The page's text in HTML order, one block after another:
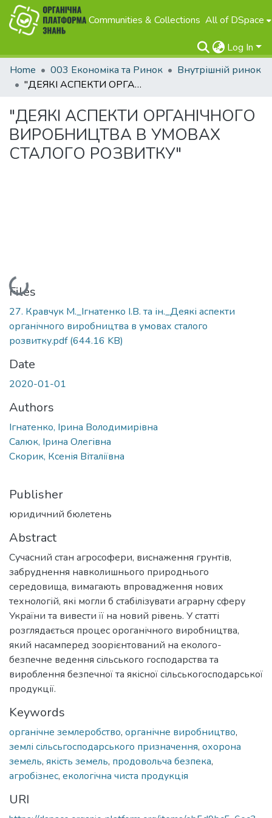
Communities & Collections All of DSpace
Log In
Home
003 Економіка та Ринок
Внутрішній ринок
"ДЕЯКІ АСПЕКТИ ОРГАНІЧНОГО ВИРОБНИЦТВА В УМОВАХ СТАЛОГО РОЗВИТКУ"
"ДЕЯКІ АСПЕКТИ ОРГАНІЧНОГО
ВИРОБНИЦТВА В УМОВАХ
СТАЛОГО РОЗВИТКУ"
Loading...
Files
27. Кравчук М._Ігнатенко І.В. та ін._Деякі аспекти
органічного виробництва в умовах сталого
розвитку.pdf(644.16 KB)
Date
2020-01-01
Authors
Ігнатенко, Ірина Володимирівна
Салюк, Ірина Олегівна
Скорик, Ксенія Віталіївна
Publisher
юридичний бюлетень
Abstract
Сучасний стан агрософери, виснаження грунтів,
забруднення навколишнього природнього
середовища, вимагають впровадження нових
технологій, які могли б стабілізувати аграрну сферу
України та вивести її на новий рівень. У статті
розглядається процес ороганічного виробництва,
який насамперед зоорієнтований на еколого-
безпечне ведення сільського господарства та
вироблення безпечної та якісної сільськогосподарської
продукції.
Keywords
органічне землеробство, органічне виробництво,
землі сільсьгосподарського призначення, охорона
земель, якість земель, продовольча безпека,
агробізнес, екологічна чиста продукція
URI